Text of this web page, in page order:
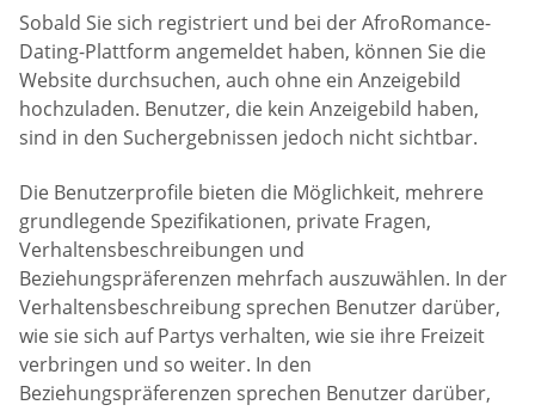
Sobald Sie sich registriert und bei der AfroRomance-
Dating-Plattform angemeldet haben, können Sie die
Website durchsuchen, auch ohne ein Anzeigebild
hochzuladen. Benutzer, die kein Anzeigebild haben,
sind in den Suchergebnissen jedoch nicht sichtbar.
Die Benutzerprofile bieten die Möglichkeit, mehrere
grundlegende Spezifikationen, private Fragen,
Verhaltensbeschreibungen und
Beziehungspräferenzen mehrfach auszuwählen. In der
Verhaltensbeschreibung sprechen Benutzer darüber,
wie sie sich auf Partys verhalten, wie sie ihre Freizeit
verbringen und so weiter. In den
Beziehungspräferenzen sprechen Benutzer darüber,